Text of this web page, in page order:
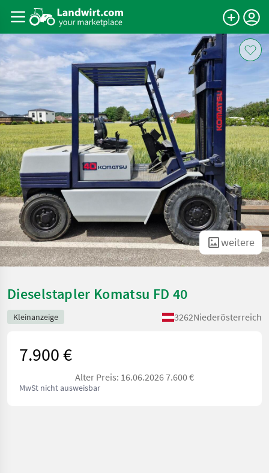
weitere
Dieselstapler Komatsu FD 40
Kleinanzeige 3262Niederösterreich
7.900 €
Alter Preis: 16.06.2026 7.600 €
MwSt nicht ausweisbar